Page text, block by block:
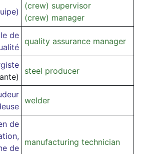
(crew) supervisor
(crew) manager
de
quality assurance manager
steel producer
welder
de
de
manufacturing technician